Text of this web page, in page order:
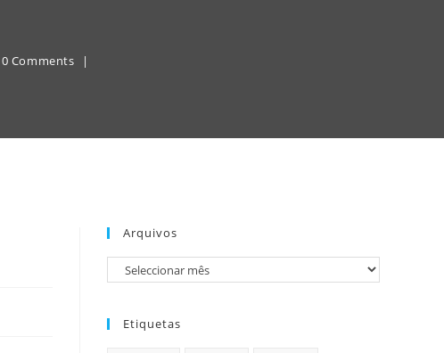
0 Comments
Arquivos
Arquivos
Etiquetas